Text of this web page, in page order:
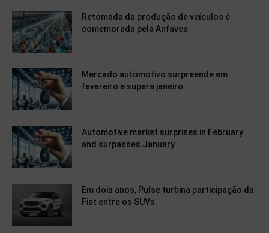
Retomada da produção de veículos é
comemorada pela Anfavea
Mercado automotivo surpreende em
fevereiro e supera janeiro
Automotive market surprises in February
and surpasses January
Em dois anos, Pulse turbina participação da
Fiat entre os SUVs